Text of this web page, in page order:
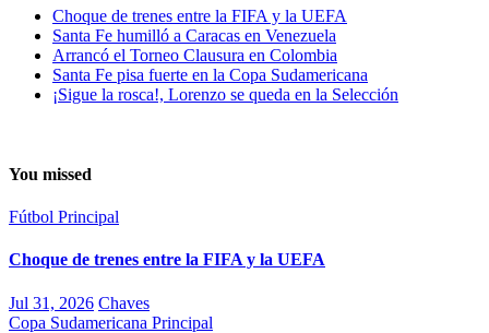
Choque de trenes entre la FIFA y la UEFA
Santa Fe humilló a Caracas en Venezuela
Arrancó el Torneo Clausura en Colombia
Santa Fe pisa fuerte en la Copa Sudamericana
¡Sigue la rosca!, Lorenzo se queda en la Selección
You missed
Fútbol Principal
Choque de trenes entre la FIFA y la UEFA
Jul 31, 2026 Chaves
Copa Sudamericana Principal